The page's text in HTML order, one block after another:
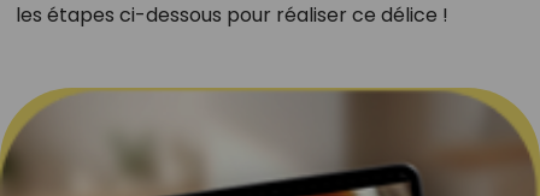
les étapes ci-dessous pour réaliser ce délice !